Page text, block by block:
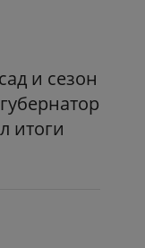
и сезон
итоги